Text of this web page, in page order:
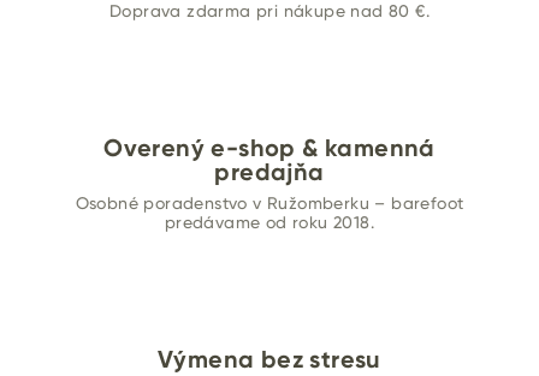
Doprava zdarma pri nákupe nad 80 €.
Overený e-shop & kamenná
predajňa
Osobné poradenstvo v Ružomberku – barefoot
predávame od roku 2018.
Výmena bez stresu